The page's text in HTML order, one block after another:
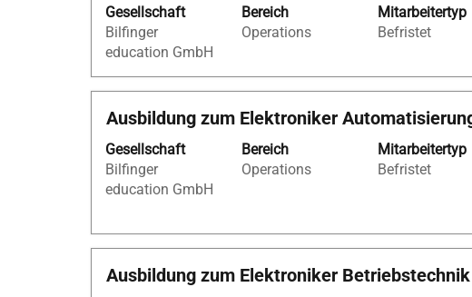
Gesellschaft
Bilfinger
education GmbH
Bereich
Operations
Mitarbeitertyp
Befristet
die
Leertaste,
um
die
Stelleninformationen
vollständig
Stellenbezeichnung
Ausbildung zum Elektroniker
Gesellschaft
Bilfinger
education GmbH
Bereich
Operations
Mitarbeitertyp
Befristet
Drücken
die
Leertaste,
um
Stelleninformationen
vollständig
anzuzeigen.
Stellenbezeichnung
Ausbildung zum Elektroniker
Drücken